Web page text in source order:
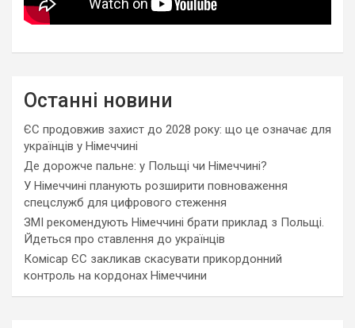
Останні новини
ЄС продовжив захист до 2028 року: що це означає для
українців у Німеччині
Де дорожче пальне: у Польщі чи Німеччині?
У Німеччині планують розширити повноваження
спецслужб для цифрового стеження
ЗМІ рекомендують Німеччині брати приклад з Польщі.
Йдеться про ставлення до українців
Комісар ЄС закликав скасувати прикордонний
контроль на кордонах Німеччини